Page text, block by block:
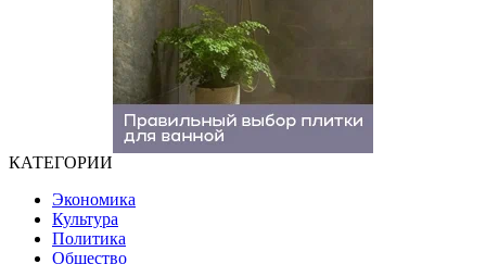
КАТЕГОРИИ
Экономика
Культура
Политика
Общество